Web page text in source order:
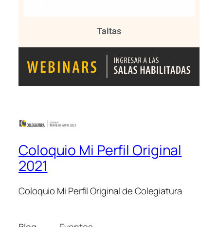
Taitas
Coloquio Mi Perfil Original
2021
Coloquio Mi Perfil Original de Colegiatura